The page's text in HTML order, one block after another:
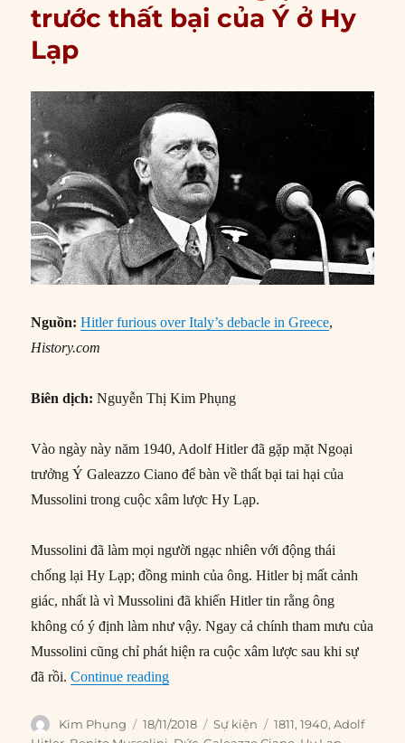
trước thất bại của Ý ở Hy
Lạp
Nguồn:Hitler furious over Italy’s debacle in Greece,
History.com
Biên dịch: Nguyễn Thị Kim Phụng
Vào ngày này năm 1940, Adolf Hitler đã gặp mặt Ngoại
trưởng Ý Galeazzo Ciano để bàn về thất bại tai hại của
Mussolini trong cuộc xâm lược Hy Lạp.
Mussolini đã làm mọi người ngạc nhiên với động thái
chống lại Hy Lạp; đồng minh của ông. Hitler bị mất cảnh
giác, nhất là vì Mussolini đã khiến Hitler tin rằng ông
không có ý định làm như vậy. Ngay cả chính tham mưu của
Mussolini cũng chỉ phát hiện ra cuộc xâm lược sau khi sự
đã rồi.Continue reading“18/11/1940: Hitler giận dữ trước thất
Author
Kim Phụng
Posted
18/11/2018 Categories
Sự kiện Tags
1811,1940,Adolf